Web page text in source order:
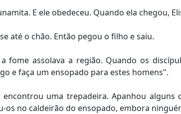
E ele obedeceu. Quando ela chegou,
até o chão. Então pegou o filho e saiu.
fome assolava a região. Quando os
e faça um ensopado para estes homens".
uma trepadeira. Apanhou
no caldeirão do ensopado, embora